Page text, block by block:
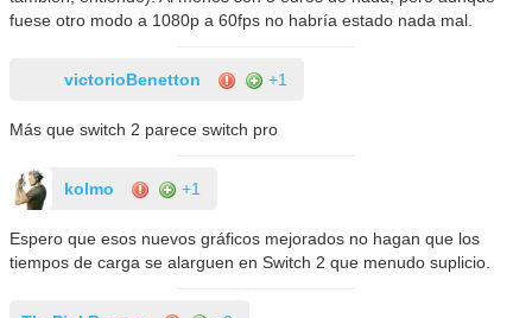
fuese otro modo a 1080p a 60fps no habría estado nada mal.
victorioBenetton +1
Más que switch 2 parece switch pro
kolmo +1
Espero que esos nuevos gráficos mejorados no hagan que los
tiempos de carga se alarguen en Switch 2 que menudo suplicio.